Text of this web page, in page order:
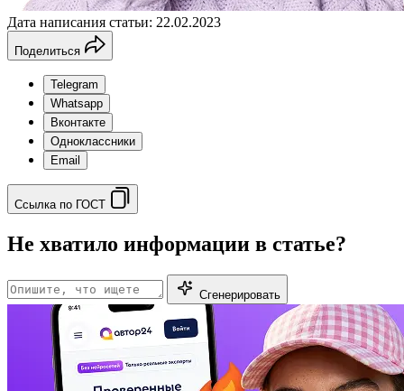
Дата написания статьи: 22.02.2023
Поделиться
Telegram
Whatsapp
Вконтакте
Одноклассники
Email
Ссылка по ГОСТ
Не хватило информации в статье?
Сгенерировать